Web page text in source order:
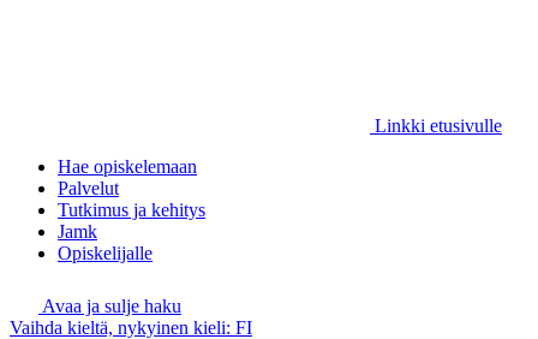
Linkki etusivulle
Hae opiskelemaan
Palvelut
Tutkimus ja kehitys
Jamk
Opiskelijalle
Avaa ja sulje haku
Vaihda kieltä, nykyinen kieli: FI